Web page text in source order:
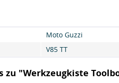
Moto Guzzi
V85 TT
"Werkzeugkiste